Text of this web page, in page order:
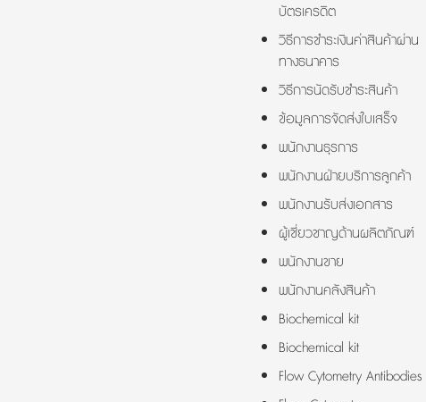
บัตรเครดิต
วิธีการชำระเงินค่าสินค้าผ่าน
ทางธนาคาร
วิธีการนัดรับชำระสินค้า
ข้อมูลการจัดส่งใบเสร็จ
พนักงานธุรการ
พนักงานฝ่ายบริการลูกค้า
พนักงานรับส่งเอกสาร
ผู้เชี่ยวชาญด้านผลิตภัณฑ์
พนักงานขาย
พนักงานคลังสินค้า
Biochemical kit
Biochemical kit
Flow Cytometry Antibodies